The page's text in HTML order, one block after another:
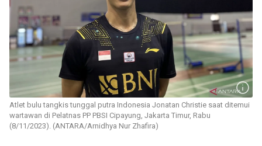
Atlet bulu tangkis tunggal putra Indonesia Jonatan Christie saat ditemui
wartawan di Pelatnas PP PBSI Cipayung, Jakarta Timur, Rabu
(8/11/2023). (ANTARA/Arnidhya Nur Zhafira)